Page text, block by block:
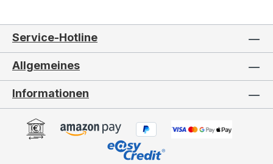
Service-Hotline
Allgemeines
Informationen